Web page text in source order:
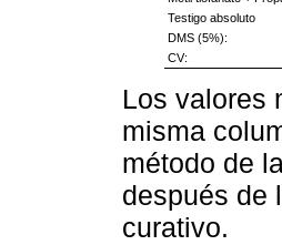
Testigo absoluto
DMS (5%):
CV:
Los valores
misma
método de
después de
curativo.